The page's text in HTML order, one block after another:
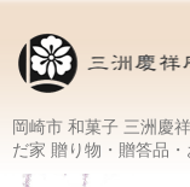
岡崎市 和菓子 三洲慶
だ家 贈り物・贈答品・